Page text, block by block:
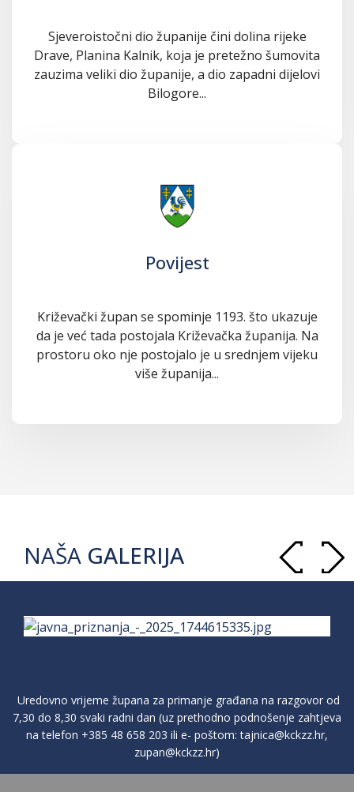
Sjeveroistočni dio županije čini dolina rijeke
Drave, Planina Kalnik, koja je pretežno šumovita
zauzima veliki dio županije, a dio zapadni dijelovi
Bilogore...
Povijest
Križevački župan se spominje 1193. što ukazuje
da je već tada postojala Križevačka županija. Na
prostoru oko nje postojalo je u srednjem vijeku
više županija...
NAŠA GALERIJA
Uredovno vrijeme župana za primanje građana na razgovor od
7,30 do 8,30 svaki radni dan (uz prethodno podnošenje zahtjeva
na telefon +385 48 658 203 ili e- poštom:tajnica@kckzz.hr,
zupan@kckzz.hr)